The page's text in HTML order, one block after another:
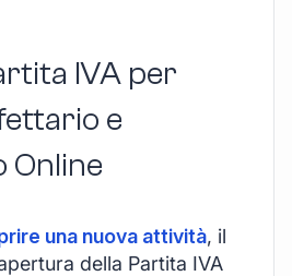
IVA per
e
Online
una nuova attività, il
della Partita IVA